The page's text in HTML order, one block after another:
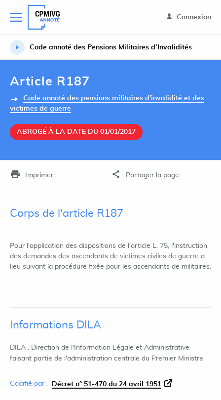
Connexion
Code annoté des Pensions Militaires d’Invalidités
Article R187
Code annoté des pensions militaires d'invalidité et des
victimes de guerre
ABROGÉ À LA DATE DU 01/01/2017
Imprimer Partager la page
Corps de l'article R187
Pour l'application des dispositions de l'article L. 75, l'instruction
des demandes des ascendants de victimes civiles de guerre a
lieu suivant la procédure fixée pour les ascendants de militaires.
Informations DILA
DILA : Direction de l'Information Légale et Administrative
faisant partie de l'administration centrale du Premier Ministre
Codifié par : Décret n° 51-470 du 24 avril 1951